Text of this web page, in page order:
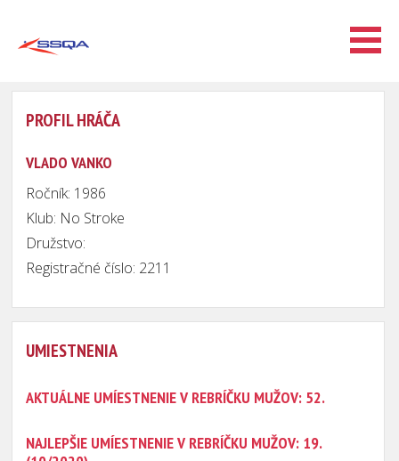
PROFIL HRÁČA
VLADO VANKO
Ročník: 1986
Klub: No Stroke
Družstvo:
Registračné číslo: 2211
UMIESTNENIA
AKTUÁLNE UMÍESTNENIE V REBRÍČKU MUŽOV: 52.
NAJLEPŠIE UMÍESTNENIE V REBRÍČKU MUŽOV: 19.